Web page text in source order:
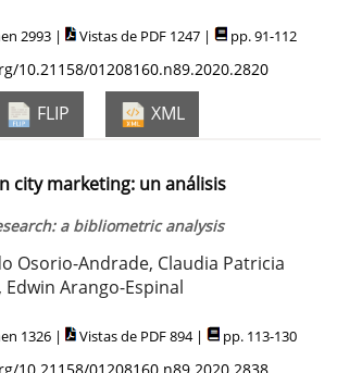
2993 | Vistas de PDF 1247 | pp. 91-112
10.21158/01208160.n89.2020.2820
FLIP XML
city marketing: un análisis
a bibliometric analysis
Osorio-Andrade, Claudia Patricia
Arango-Espinal
1326 | Vistas de PDF 894 | pp. 113-130